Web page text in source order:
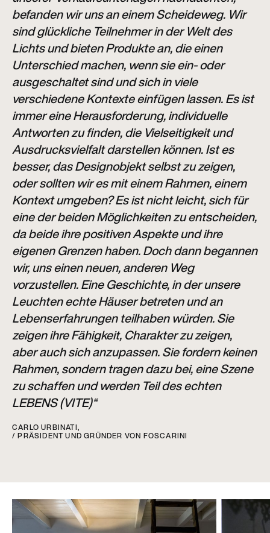
befanden wir uns an einem Scheideweg. Wir
sind glückliche Teilnehmer in der Welt des
Lichts und bieten Produkte an, die einen
Unterschied machen, wenn sie ein- oder
ausgeschaltet sind und sich in viele
verschiedene Kontexte einfügen lassen. Es ist
immer eine Herausforderung, individuelle
Antworten zu finden, die Vielseitigkeit und
Ausdrucksvielfalt darstellen können. Ist es
besser, das Designobjekt selbst zu zeigen,
oder sollten wir es mit einem Rahmen, einem
Kontext umgeben? Es ist nicht leicht, sich für
eine der beiden Möglichkeiten zu entscheiden,
da beide ihre positiven Aspekte und ihre
eigenen Grenzen haben. Doch dann begannen
wir, uns einen neuen, anderen Weg
vorzustellen. Eine Geschichte, in der unsere
Leuchten echte Häuser betreten und an
Lebenserfahrungen teilhaben würden. Sie
zeigen ihre Fähigkeit, Charakter zu zeigen,
aber auch sich anzupassen. Sie fordern keinen
Rahmen, sondern tragen dazu bei, eine Szene
zu schaffen und werden Teil des echten
LEBENS (VITE)“
CARLO URBINATI,
/ PRÄSIDENT UND GRÜNDER VON FOSCARINI